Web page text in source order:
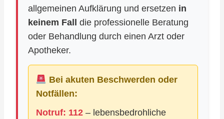
allgemeinen Aufklärung und ersetzen in
keinem Fall
die professionelle Beratung
oder Behandlung durch einen Arzt oder
Apotheker.
Bei akuten Beschwerden oder
Notfällen:
Notruf: 112 – lebensbedrohliche